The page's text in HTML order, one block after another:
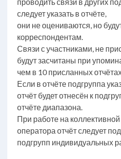
следует указать в отчёте,
они не оцениваются, но
корреспондентам.
Связи с участниками, не
будут засчитаны при
чем в 10 присланных
Если в отчёте подгруппа
отчёт будет отнесён к
отчёте диапазона.
При работе на
оператора отчёт следует
подгрупп индивидуальных